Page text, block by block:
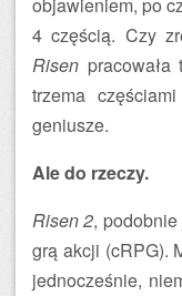
4 częścią. Czy
Risen
trzema częściami
geniusze.
Ale do rzeczy.
Risen 2,
grą akcji (cRPG).
jednocześnie,